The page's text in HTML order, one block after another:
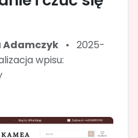
• 2025-
wpisu: